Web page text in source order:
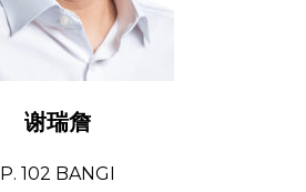
谢瑞詹
P. 102 BANGI